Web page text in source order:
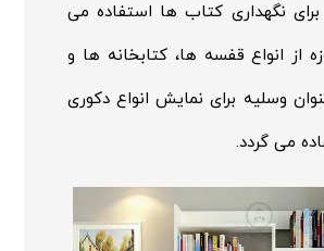
نگهداری کتاب ها استفاده می
از انواع قفسه ها، کتابخانه ها و
وسلیه برای نمایش انواع دکوری
می گردد.